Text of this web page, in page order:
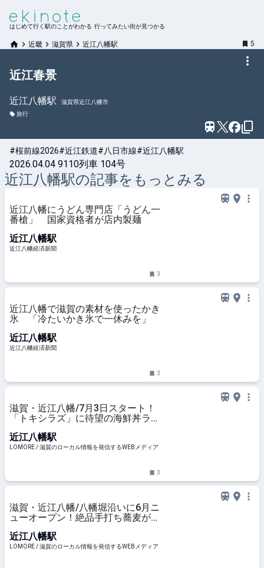
はじめて行く駅のことがわかる 行ってみたい街が見つかる
近畿 滋賀県 近江八幡駅 5
近江春景
近江八幡駅
滋賀県近江八幡市
旅行
#桜前線2026#近江鉄道#八日市線#近江八幡駅
2026.04.04 9110列車 104号
近江八幡駅の記事をもっとみる
近江八幡にうどん専門店「うどん一
番槍」 国家資格者が店内製麺
近江八幡駅
近江八幡経済新聞
3
近江八幡で滋賀の素材を使ったかき
氷 「冷たいかき氷で一休みを」
近江八幡駅
近江八幡経済新聞
3
滋賀・近江八幡/7月3日スタート！
「トキシラズ」に待望の海鮮丼ラン
♪
近江八幡駅
LOMORE / 滋賀のローカル情報を発信するWEBメディア
3
滋賀・近江八幡/八幡堀沿いに6月ニ
ューオープン！絶品手打ち蕎麦が食
近江八幡駅
LOMORE / 滋賀のローカル情報を発信するWEBメディア